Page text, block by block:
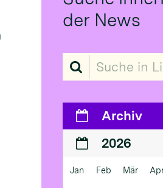
der News
Suche in Liste
Archiv
2026
Jan Feb Mär